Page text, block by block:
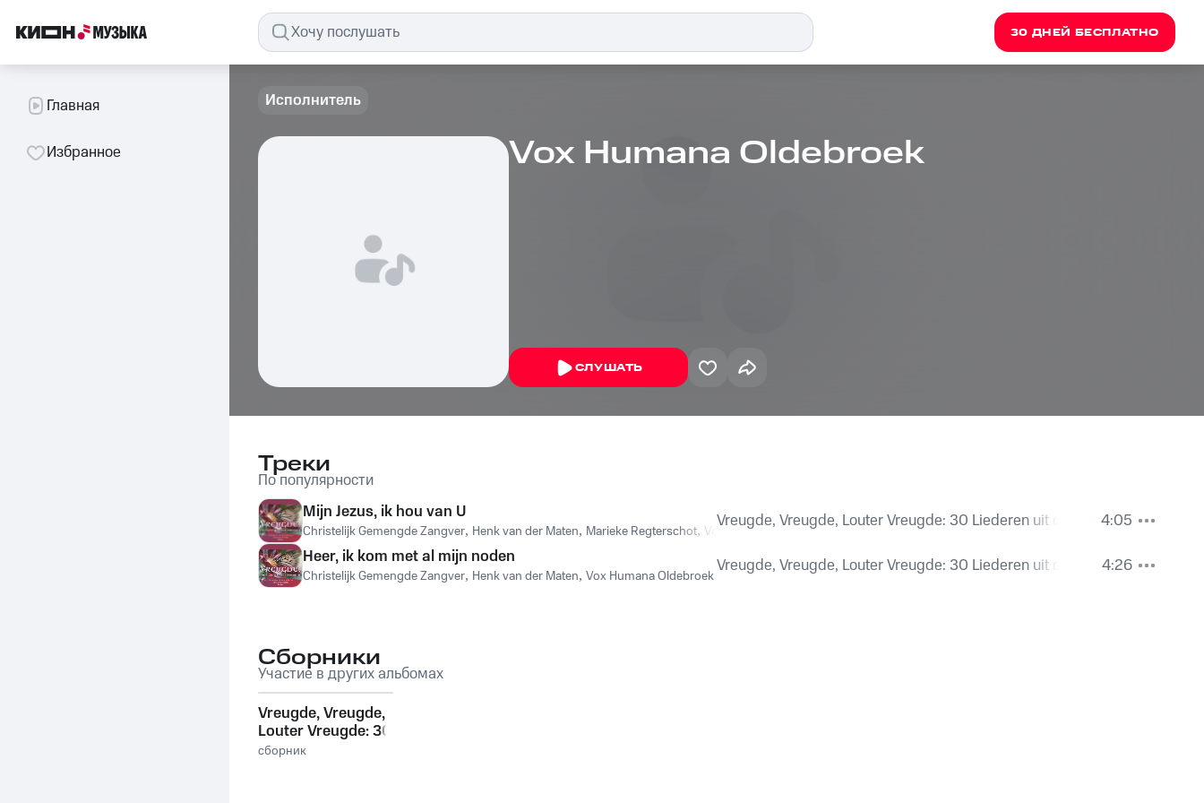
30 ДНЕЙ БЕСПЛАТНО
Главная
Избранное
Исполнитель
Vox Humana Oldebroek
СЛУШАТЬ
Треки
По популярности
Mijn Jezus, ik hou van U
Christelijk Gemengde Zangver, Henk van der Maten, Marieke Regterschot, Vox Humana Oldebroek
Vreugde, Vreugde, Louter Vreugde: 30 Liederen uit de Bundel van Joh. De
4:05
Heer, ik kom met al mijn noden
Christelijk Gemengde Zangver, Henk van der Maten, Vox Humana OldebroekVreugde, Vreugde, Louter Vreugde: 30 Liederen uit de Bundel van Joh. De
4:26
Сборники
Участие в других альбомах
Vreugde, Vreugde,
Louter Vreugde: 30
Liederen uit de
сборник